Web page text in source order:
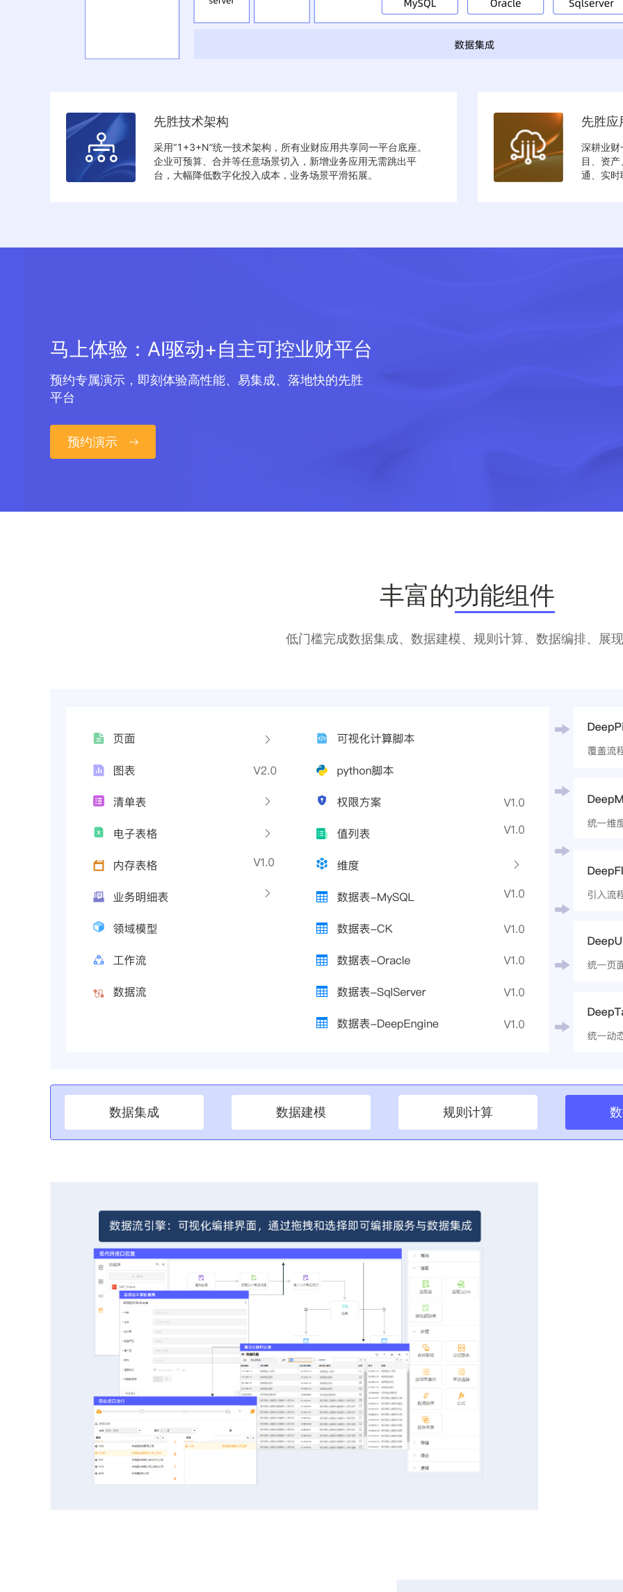
先胜技术架构
采用“1+3+N”统一技术架构，所有业财应用共享同一平台底座。
企业可预算、合并等任意场景切入，新增业务应用无需跳出平
台，大幅降低数字化投入成本，业务场景平滑拓展。
先胜应
深耕业财
目、资
通、实时
马上体验：AI驱动+自主可控业财平台
预约专属演示，即刻体验高性能、易集成、落地快的先胜
平台
预约演示
丰富的功能组件
低门槛完成数据集成、数据建模、规则计算、数据编排、展
数据集成 数据建模 规则计算